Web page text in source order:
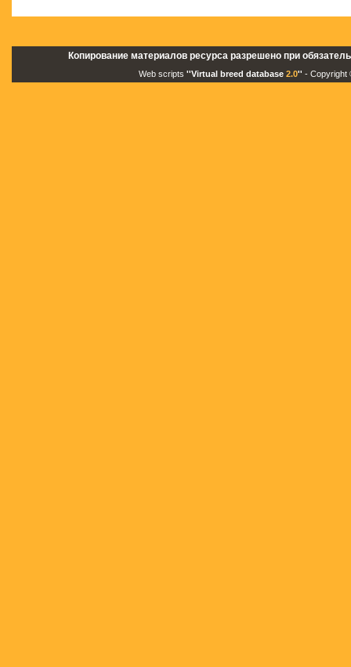
Копирование материалов ресурса разрешено при
Web scripts ''Virtual breed database 2.0'' - Copyright